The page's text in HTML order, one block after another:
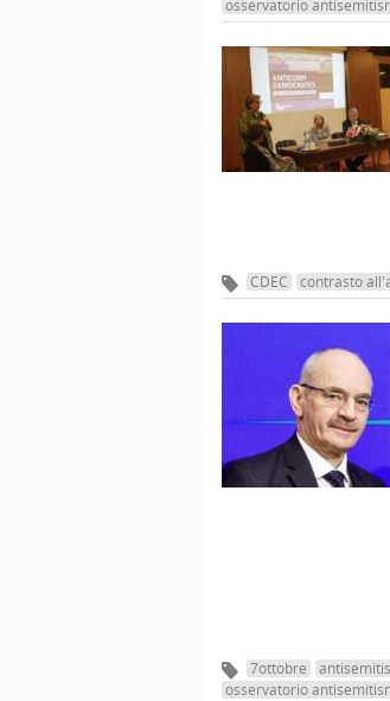
osservatorio
CDEC contrasto
7ottobre
osservatorio